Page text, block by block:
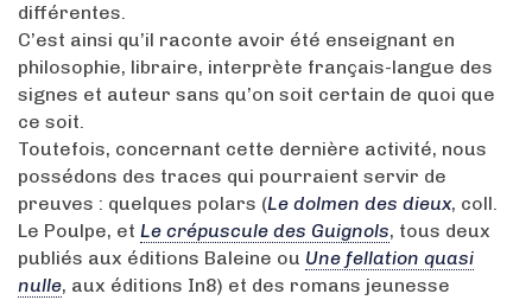
différentes.
C’est ainsi qu’il raconte avoir été enseignant en
philosophie, libraire, interprète français-langue des
signes et auteur sans qu’on soit certain de quoi que
ce soit.
Toutefois, concernant cette dernière activité, nous
possédons des traces qui pourraient servir de
preuves : quelques polars (Le dolmen des dieux, coll.
Le Poulpe, et Le crépuscule des Guignols, tous deux
publiés aux éditions Baleine ou Une fellation quasi
nulle, aux éditions In8) et des romans jeunesse